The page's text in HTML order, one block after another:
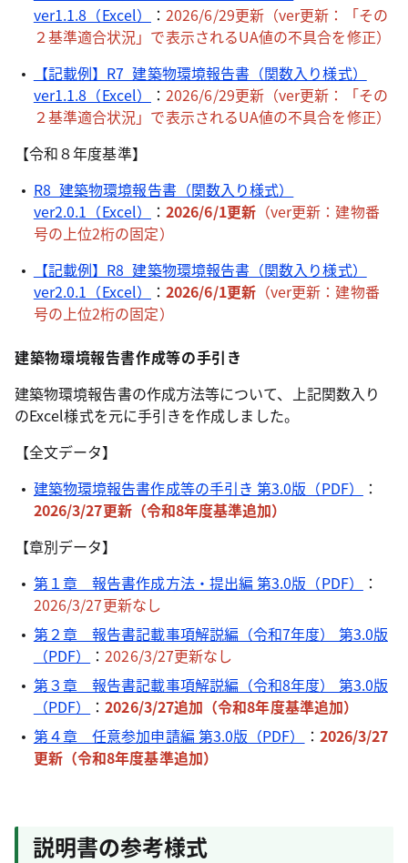
ver1.1.8（Excel）
：2026/6/29更新（ver更新：「その
２基準適合状況」で表示されるUA値の不具合を修正）
【記載例】R7_建築物環境報告書（関数入り様式）
ver1.1.8（Excel）
：2026/6/29更新（ver更新 ：
「その
２基準適合状況」で表示されるUA値の不具合を修正）
【令和８年度基準】
R8_建築物環境報告書（関数入り様式）
ver2.0.1（Excel）
：2026/6/1更新（ver更新 ：建物番
号の上位2桁の固定）
【記載例】R8_建築物環境報告書（関数入り様式）
ver2.0.1（Excel）
：2026/6/1更新（ver更新 ：建物番
号の上位2桁の固定）
建築物環境報告書作成等の手引き
建築物環境報告書の作成方法等について、上記関数入り
のExcel様式を元に手引きを作成しました。
【全文データ】
建築物環境報告書作成等の手引き 第3.0版（PDF）
：
2026/3/27更新（令和8年度基準追加）
【章別データ】
第１章 報告書作成方法・提出編 第3.0版（PDF）
：
2026/3/27更新なし
第２章 報告書記載事項解説編（令和7年度） 第3.0版
（PDF）
：2026/3/27更新なし
第３章 報告書記載事項解説編（令和8年度） 第3.0版
（PDF）
：2026/3/27追加（令和8年度基準追加）
第４章 任意参加申請編 第3.0版（PDF）
： 2026/3/27
更新（令和8年度基準追加）
説明書の参考様式